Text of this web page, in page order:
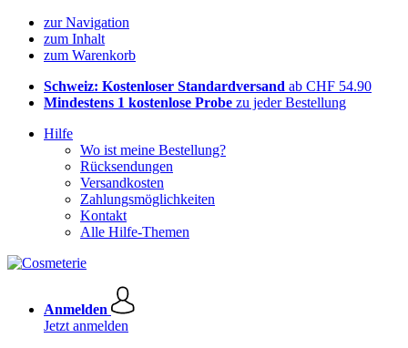
zur Navigation
zum Inhalt
zum Warenkorb
Schweiz: Kostenloser Standardversand ab CHF 54.90
Mindestens 1 kostenlose Probe zu jeder Bestellung
Hilfe
Wo ist meine Bestellung?
Rücksendungen
Versandkosten
Zahlungsmöglichkeiten
Kontakt
Alle Hilfe-Themen
Anmelden
Jetzt anmelden